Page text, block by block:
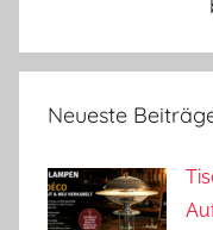
Neueste